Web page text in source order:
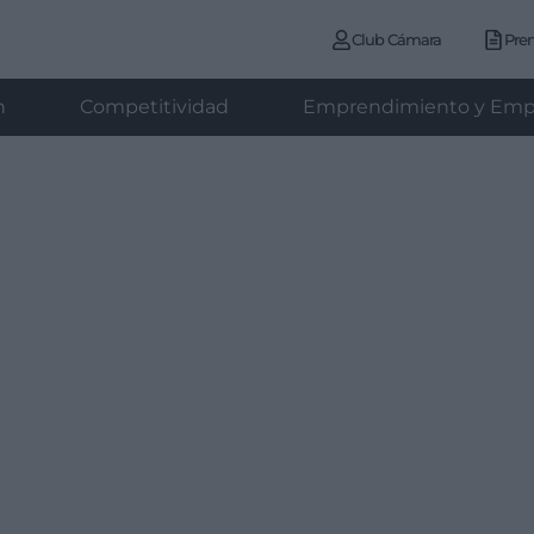
Club Cámara
Competitividad Emprendimiento y